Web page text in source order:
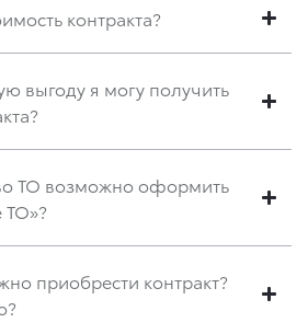
контракта?
выгоду я могу получить
ТО возможно оформить
ТО»?
приобрести контракт?